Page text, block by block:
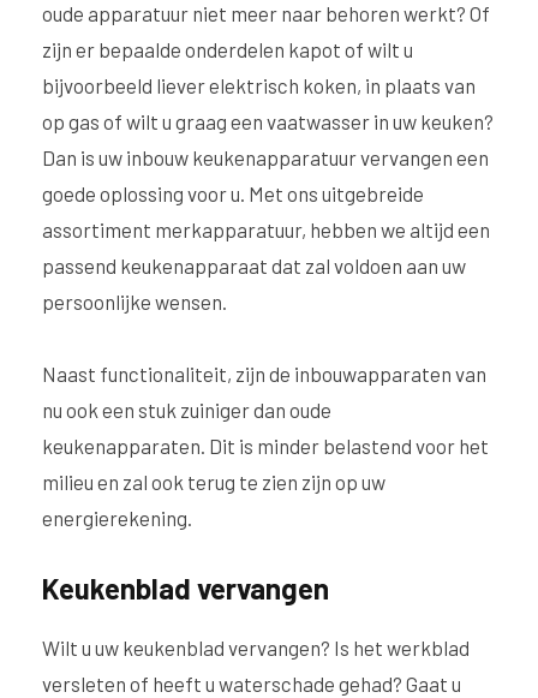
oude apparatuur niet meer naar behoren werkt? Of
zijn er bepaalde onderdelen kapot of wilt u
bijvoorbeeld liever elektrisch koken, in plaats van
op gas of wilt u graag een vaatwasser in uw keuken?
Dan is uw inbouw keukenapparatuur vervangen een
goede oplossing voor u. Met ons uitgebreide
assortiment merkapparatuur, hebben we altijd een
passend keukenapparaat dat zal voldoen aan uw
persoonlijke wensen.
Naast functionaliteit, zijn de inbouwapparaten van
nu ook een stuk zuiniger dan oude
keukenapparaten. Dit is minder belastend voor het
milieu en zal ook terug te zien zijn op uw
energierekening.
Keukenblad vervangen
Wilt u uw keukenblad vervangen? Is het werkblad
versleten of heeft u waterschade gehad? Gaat u